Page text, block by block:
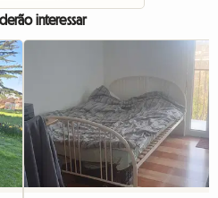
interessar